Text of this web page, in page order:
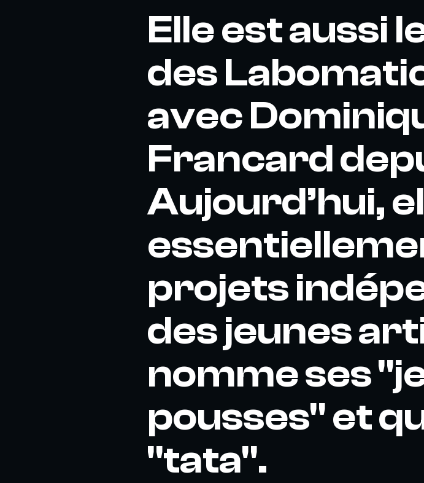
Elle est aussi
des
avec
Francard
Aujourd’hui,
projets
des jeunes
nomme ses
pousses" et
"tata".